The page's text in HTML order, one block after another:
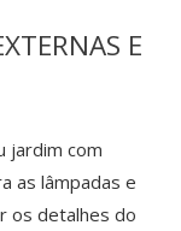
E
jardim com
as lâmpadas e
os detalhes do